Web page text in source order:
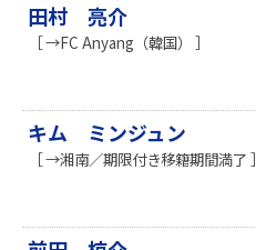
田村 亮介
［ →FC Anyang（韓国） ］
キム ミンジュン
［ →湘南／期限付き移籍期間満了 ］